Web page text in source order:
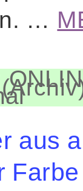
…
aus
Farbe